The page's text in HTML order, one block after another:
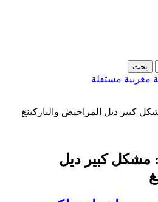
كبير ديل المراحيض والباركينغ
مشكل كبير ديل